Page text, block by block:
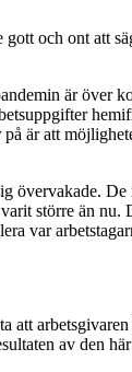
och ont att
är över
är att
övervakade.
större än
var
att
av den